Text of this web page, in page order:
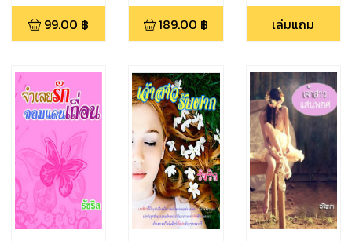
99.00 ฿ 189.00 ฿ เล่มแถม